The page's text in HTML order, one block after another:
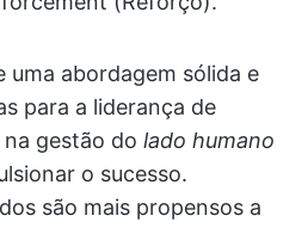
uma abordagem sólida e
para a liderança de
gestão do lado humano
o sucesso.
são mais propensos a